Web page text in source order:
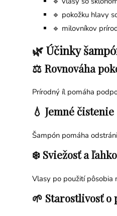
🔹 pokožku hlavy
🔹 milovníkov
🌿 Účinky
⚖️ Rovnováha
Prírodný íl pomáha
💧 Jemné čistenie
Šampón pomáha
❄️ Sviežosť a
Vlasy po použití pôsobia
🌱 Starostlivosť